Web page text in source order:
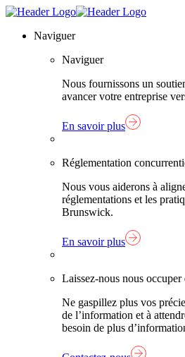
Skip
content
Lien
Naviguer
Naviguer
Nous fournissons un
avancer votre entreprise
En savoir plus
Réglementation
Nous vous aiderons à
réglementations et les
Brunswick.
En savoir plus
Laissez-nous nous occuper
Ne gaspillez plus vos
de l’information et à
besoin de plus